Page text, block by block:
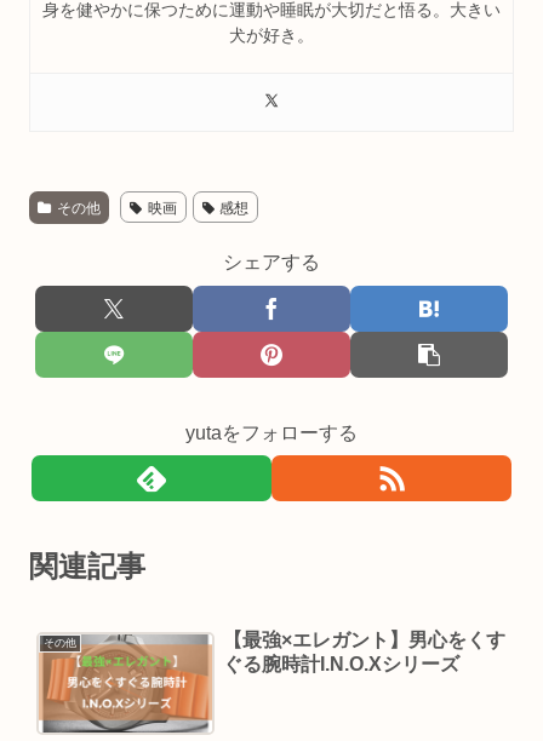
身を健やかに保つために運動や睡眠が大切だと悟る。大きい
犬が好き。
その他 映画 感想
シェアする
yutaをフォローする
関連記事
その他
【最強×エレガント】男心をくす
ぐる腕時計I.N.O.Xシリーズ